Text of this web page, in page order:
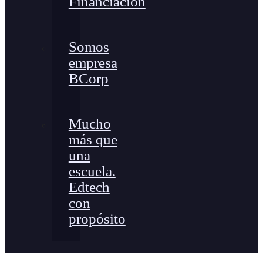
Somos
empresa
BCorp
Mucho
más que
una
escuela.
Edtech
con
propósito